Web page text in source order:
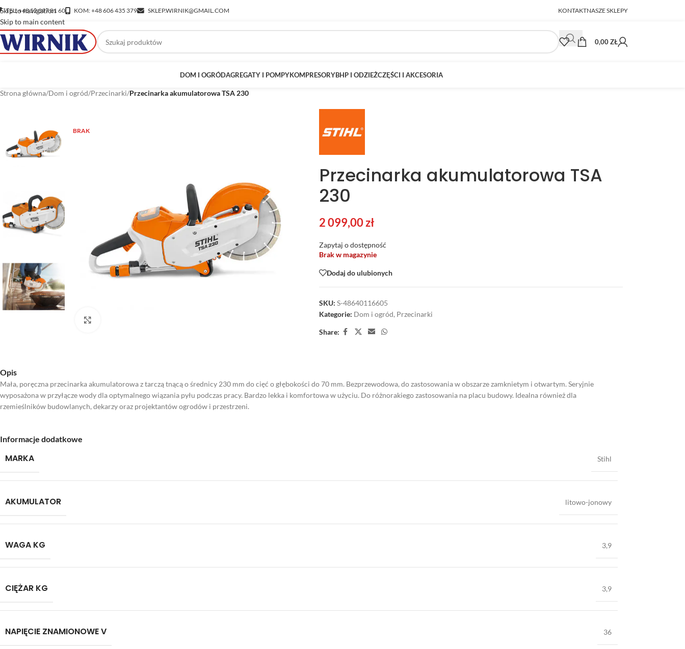
Skip to navigation
Skip to main content
TEL: +48 52 397 81 60 KOM: +48 606 435 379 SKLEP.WIRNIK@GMAIL.COM KONTAKTNASZE SKLEPY
0,00ZŁ
DOM I OGRÓDAGREGATY I POMPYKOMPRESORYBHP I ODZIEŻCZĘŚCI I AKCESORIA
Strona główna/Dom i ogród/Przecinarki/Przecinarka akumulatorowa TSA 230
BRAK
Przecinarka akumulatorowa TSA
230
2 099,00zł
Zapytaj o dostępność
Brak w magazynie
Dodaj do ulubionych
SKU: S-48640116605
Kategorie: Dom i ogród, Przecinarki
Share:
Opis
Mała, poręczna przecinarka akumulatorowa z tarczą tnącą o średnicy 230 mm do cięć o głębokości do 70 mm. Bezprzewodowa, do zastosowania w obszarze zamknietym i otwartym. Seryjnie
wyposażona w przyłącze wody dla optymalnego wiązania pyłu podczas pracy. Bardzo lekka i komfortowa w użyciu. Do różnorakiego zastosowania na placu budowy. Idealna również dla
rzemieślników budowlanych, dekarzy oraz projektantów ogrodów i przestrzeni.
Informacje dodatkowe
MARKA Stihl
AKUMULATOR litowo-jonowy
WAGA KG 3,9
CIĘŻAR KG 3,9
NAPIĘCIE ZNAMIONOWE V 36